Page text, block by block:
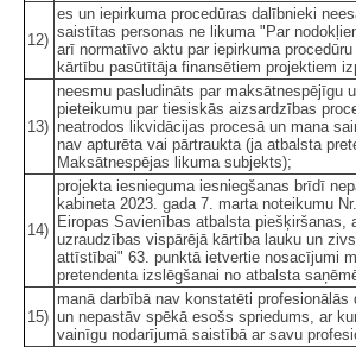
12)
es un iepirkuma procedūras dalībnieki
saistītas personas ne likuma "Par
arī normatīvo aktu par iepirkuma
kārtību pasūtītāja finansētiem projektiem
13)
neesmu pasludināts par maksātnespējīgu
pieteikumu par tiesiskās aizsardzības
neatrodos likvidācijas procesā un mana
nav apturēta vai pārtraukta (ja atbalsta
Maksātnespējas likuma subjekts);
14)
projekta iesnieguma iesniegšanas brīdī
kabineta 2023. gada 7. marta noteikumu
Eiropas Savienības atbalsta piešķiršanas,
uzraudzības vispārējā kārtība lauku un
attīstībai" 63. punktā ietvertie nosacījumi
pretendenta izslēgšanai no atbalsta
15)
manā darbībā nav konstatēti profesionālās
un nepastāv spēkā esošs spriedums, ar
vainīgu nodarījumā saistībā ar savu